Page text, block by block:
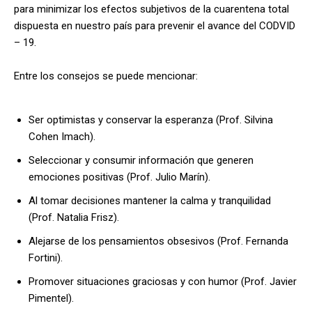
para minimizar los efectos subjetivos de la cuarentena total
dispuesta en nuestro país para prevenir el avance del CODVID
– 19.
Entre los consejos se puede mencionar:
Ser optimistas y conservar la esperanza (Prof. Silvina
Cohen Imach).
Seleccionar y consumir información que generen
emociones positivas (Prof. Julio Marín).
Al tomar decisiones mantener la calma y tranquilidad
(Prof. Natalia Frisz).
Alejarse de los pensamientos obsesivos (Prof. Fernanda
Fortini).
Promover situaciones graciosas y con humor (Prof. Javier
Pimentel).